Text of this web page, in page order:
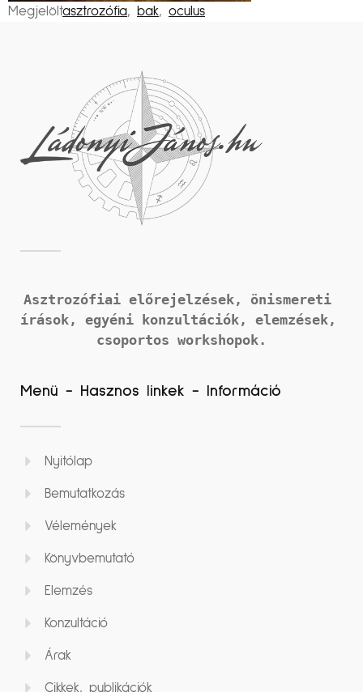
Megjelöltasztrozófia, bak, oculus
Asztrozófiai előrejelzések, önismereti
írások,
csoportos workshopok.
Menü - Hasznos linkek - Információ
Nyitólap
Bemutatkozás
Vélemények
Könyvbemutató
Elemzés
Konzultáció
Árak
Cikkek, publikációk